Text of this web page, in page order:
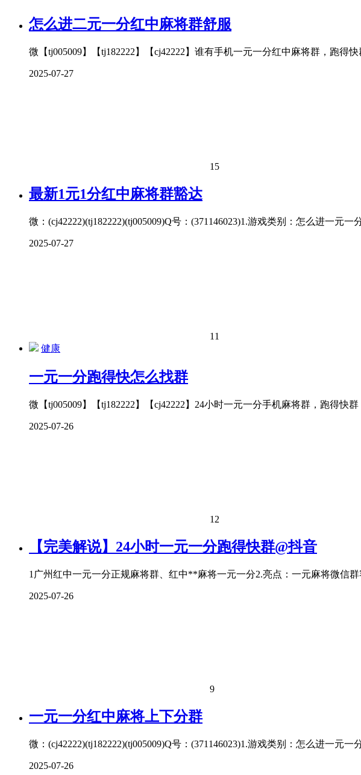
怎么进二元一分红中麻将群舒服
微【tj005009】【tj182222】【cj42222】谁有手机一元一分红中麻将群，跑得
2025-07-27
15
最新1元1分红中麻将群豁达
微：(cj42222)(tj182222)(tj005009)Q号：(371146023)1.游戏类别：怎么进一元
2025-07-27
11
健康
一元一分跑得快怎么找群
微【tj005009】【tj182222】【cj42222】24小时一元一分手机麻将群，跑得快
2025-07-26
12
【完美解说】24小时一元一分跑得快群@抖音
1广州红中一元一分正规麻将群、红中**麻将一元一分2.亮点：一元麻将微信群
2025-07-26
9
一元一分红中麻将上下分群
微：(cj42222)(tj182222)(tj005009)Q号：(371146023)1.游戏类别：怎么进一元
2025-07-26